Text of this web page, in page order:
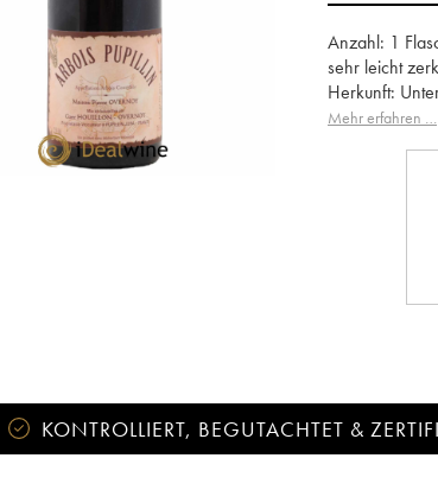
Anzahl: 1
sehr leicht
Herkunft:
Appellation:
Mehr erfahren …
KONTROLLIERT, BEGUTACHTET &